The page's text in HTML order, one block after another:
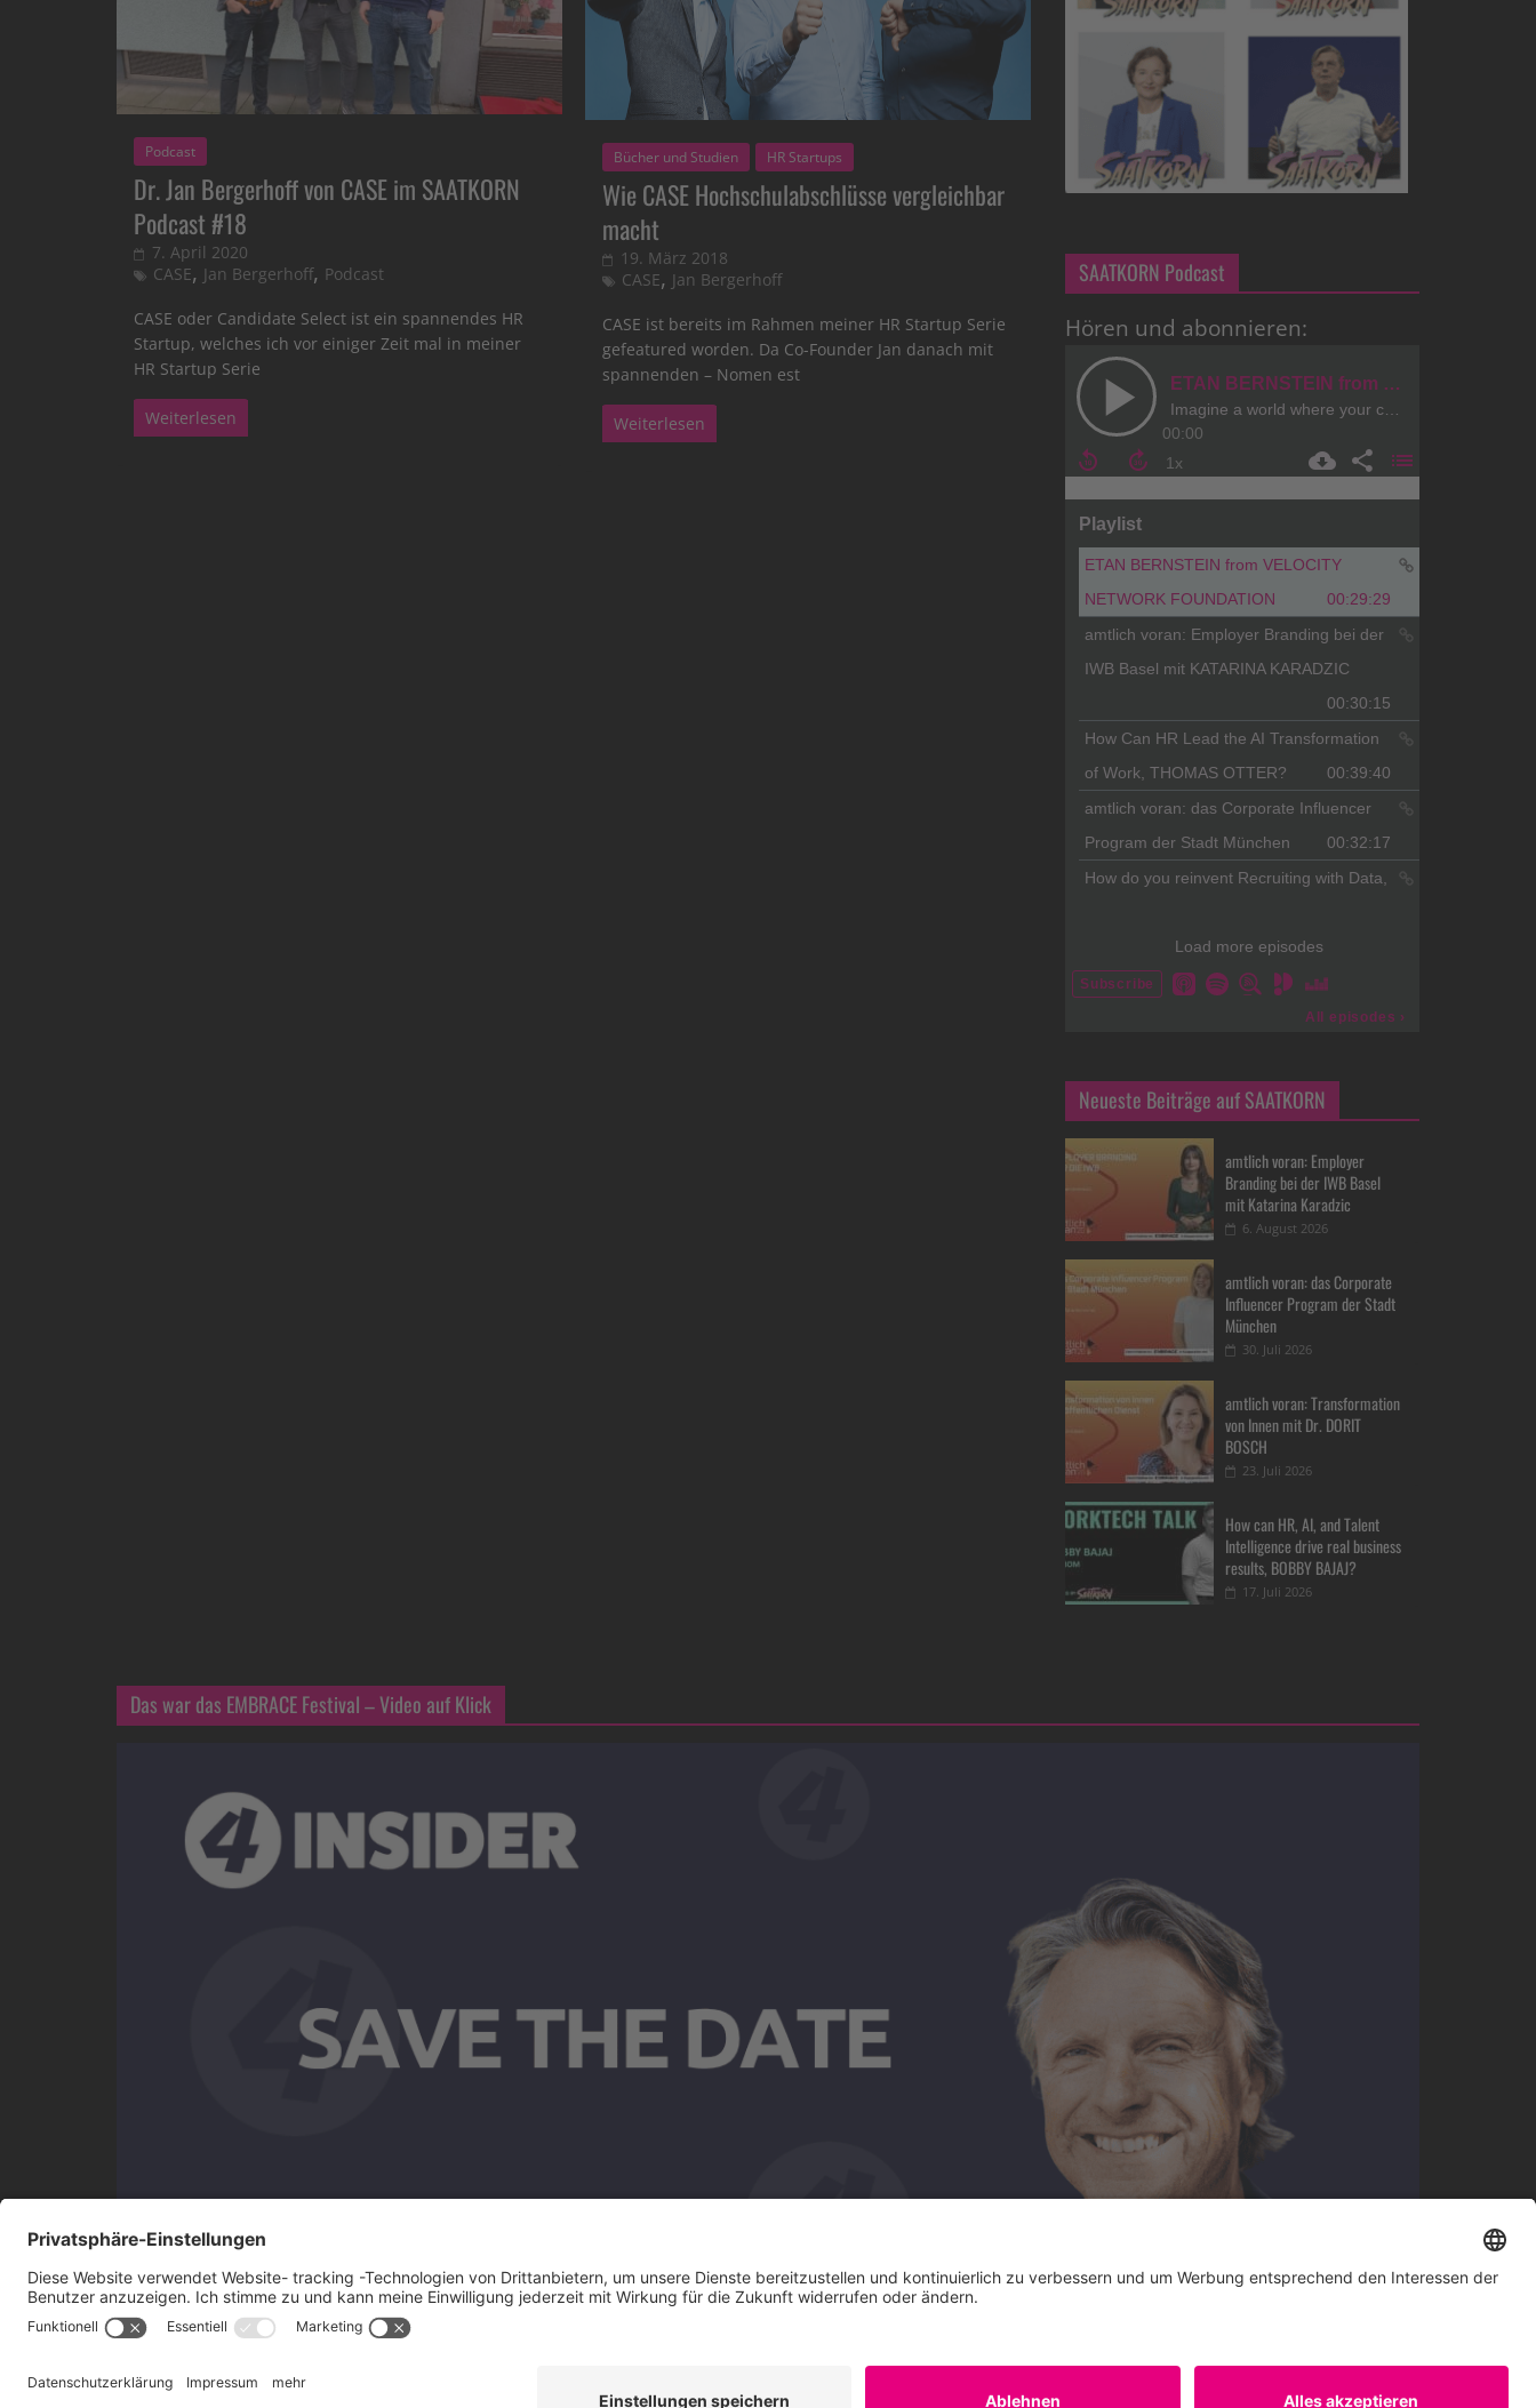
Podcast
Dr. Jan Bergerhoff von CASE im SAATKORN
Podcast #18
7. April 2020
CASE, Jan Bergerhoff, Podcast
CASE oder Candidate Select ist ein spannendes HR
Startup, welches ich vor einiger Zeit mal in meiner
HR Startup Serie
Weiterlesen
Bücher und Studien HR Startups
Wie CASE Hochschulabschlüsse vergleichbar
macht
19. März 2018
CASE, Jan Bergerhoff
CASE ist bereits im Rahmen meiner HR Startup Serie
gefeatured worden. Da Co-Founder Jan danach mit
spannenden – Nomen est
Weiterlesen
SAATKORN Podcast
Hören und abonnieren:
Neueste Beiträge auf SAATKORN
amtlich voran: Employer
Branding bei der IWB Basel
mit Katarina Karadzic
6. August 2026
amtlich voran: das Corporate
Influencer Program der Stadt
München
30. Juli 2026
amtlich voran: Transformation
von Innen mit Dr. DORIT
BOSCH
23. Juli 2026
How can HR, AI, and Talent
Intelligence drive real business
results, BOBBY BAJAJ?
17. Juli 2026
Das war das EMBRACE Festival – Video auf Klick